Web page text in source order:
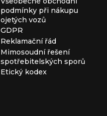
podmínky při nákupu
ojetých vozů
GDPR
Reklamační řád
Mimosoudní řešení
spotřebitelských sporů
Etický kodex